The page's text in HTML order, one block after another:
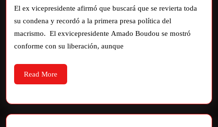
El ex vicepresidente afirmó que buscará que se revierta toda
su condena y recordó a la primera presa política del
macrismo. El exvicepresidente Amado Boudou se mostró
conforme con su liberación, aunque
Read More